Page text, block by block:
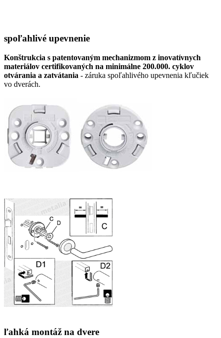
spoľahlivé upevnenie
Konštrukcia s patentovaným mechanizmom z inovatívnych
materiálov certifikovaných na minimálne 200.000. cyklov
otvárania a zatvátania - záruka spoľahlivého upevnenia kľučiek
vo dverách.
ľahká montáž na dvere